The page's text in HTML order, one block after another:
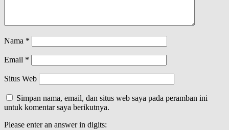
Nama *
Email *
Situs Web
Simpan nama, email, dan situs web saya pada peramban ini
untuk komentar saya berikutnya.
Please enter an answer in digits: